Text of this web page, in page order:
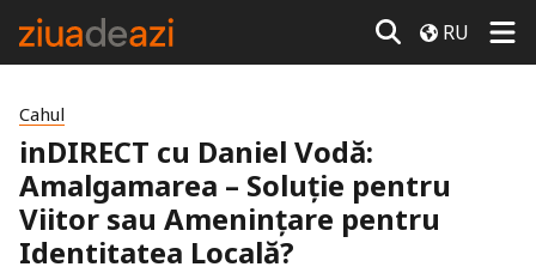
RU
Cahul
inDIRECT cu Daniel Vodă:
Amalgamarea – Soluție pentru
Viitor sau Amenințare pentru
Identitatea Locală?